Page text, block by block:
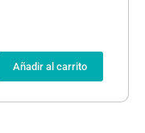
Añadir al carrito